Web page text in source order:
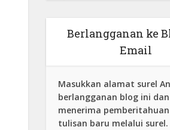
Berlangganan ke
Email
Masukkan alamat surel
berlangganan blog ini dan
menerima
tulisan baru melalui surel.